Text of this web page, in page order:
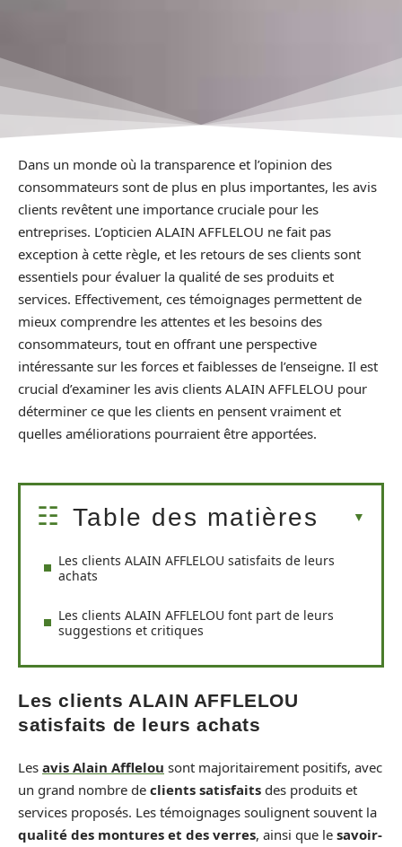
Dans un monde où la transparence et l’opinion des
consommateurs sont de plus en plus importantes, les avis
clients revêtent une importance cruciale pour les
entreprises. L’opticien ALAIN AFFLELOU ne fait pas
exception à cette règle, et les retours de ses clients sont
essentiels pour évaluer la qualité de ses produits et
services. Effectivement, ces témoignages permettent de
mieux comprendre les attentes et les besoins des
consommateurs, tout en offrant une perspective
intéressante sur les forces et faiblesses de l’enseigne. Il est
crucial d’examiner les avis clients ALAIN AFFLELOU pour
déterminer ce que les clients en pensent vraiment et
quelles améliorations pourraient être apportées.
Table des matières
Les clients ALAIN AFFLELOU satisfaits de leurs
achats
Les clients ALAIN AFFLELOU font part de leurs
suggestions et critiques
Les clients ALAIN AFFLELOU
satisfaits de leurs achats
Les avis Alain Afflelou sont majoritairement positifs, avec
un grand nombre de clients satisfaits des produits et
services proposés. Les témoignages soulignent souvent la
qualité des montures et des verres, ainsi que le savoir-